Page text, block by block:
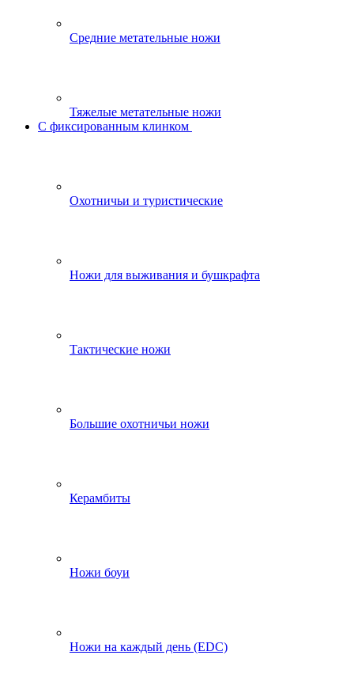
Средние метательные ножи
Тяжелые метательные ножи
С фиксированным клинком
Охотничьи и туристические
Ножи для выживания и бушкрафта
Тактические ножи
Большие охотничьи ножи
Керамбиты
Ножи боуи
Ножи на каждый день (EDC)